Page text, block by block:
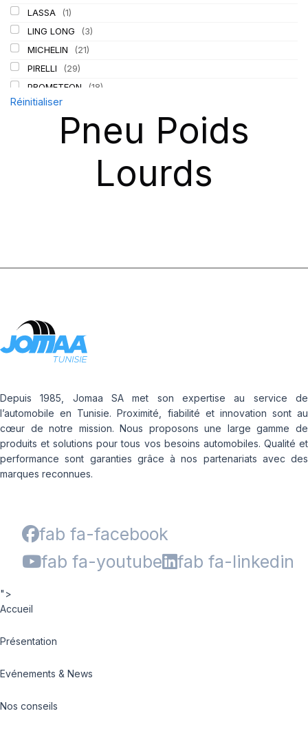
LASSA
(1)
LING LONG
(3)
MICHELIN
(21)
PIRELLI
(29)
PROMETEON
(18)
TIGAR (2)
Réinitialiser
Pneu Poids
Lourds
Depuis 1985, Jomaa SA met son expertise au service de
l’automobile en Tunisie. Proximité, fiabilité et innovation sont au
cœur de notre mission. Nous proposons une large gamme de
produits et solutions pour tous vos besoins automobiles. Qualité et
performance sont garanties grâce à nos partenariats avec des
marques reconnues.
fab fa-facebook
fab fa-youtube
fab fa-linkedin
">
Accueil
Présentation
Evénements & News
Nos conseils